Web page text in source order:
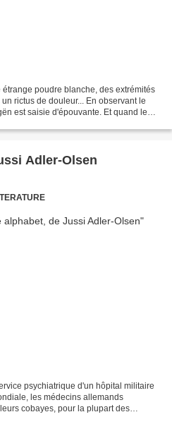
poudre blanche, des extrémités
rictus de douleur... En observant le
est saisie d'épouvante. Et quand le
Adler-Olsen
psychiatrique d'un hôpital militaire
les médecins allemands
cobayes, pour la plupart des